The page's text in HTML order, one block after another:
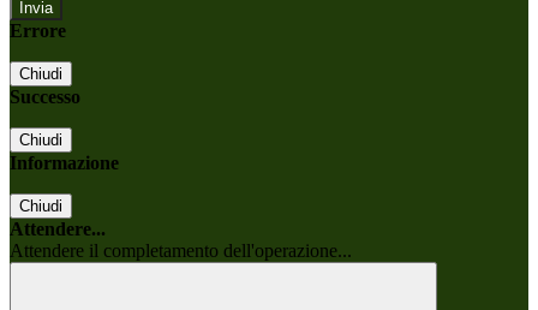
Errore
Chiudi
Successo
Chiudi
Informazione
Chiudi
Attendere...
Attendere il completamento dell'operazione...